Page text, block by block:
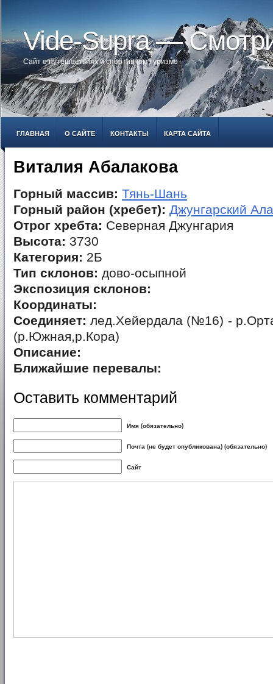
Vide-Supra —
Сайт о путешествиях и спортивном туризме
ГЛАВНАЯ О САЙТЕ КОНТАКТЫ КАРТА САЙТА
Виталия Абалакова
Горный массив: Тянь-Шань
Горный район (хребет): Джунгарский
Отрог хребта: Северная Джунгария
Высота: 3730
Категория: 2Б
Тип склонов: дово-осыпной
Экспозиция склонов:
Координаты:
Соединяет: лед.Хейердала (№16) -
(р.Южная,р.Кора)
Описание:
Ближайшие перевалы:
Оставить комментарий
Имя (обязательно)
Почта (не будет опубликована) (обязательно)
Сайт